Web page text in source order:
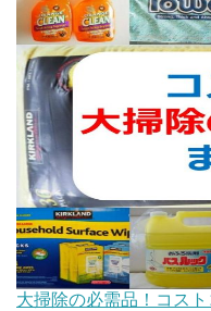
大掃除の必需品！コス